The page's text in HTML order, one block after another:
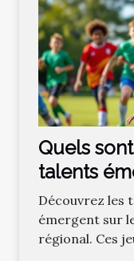
Quels
talents
football
Découvrez les
émergent sur
régional. Ces